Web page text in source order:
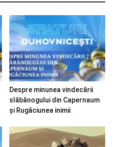
Despre minunea vindecării
slăbănogului din Capernaum
și Rugăciunea inimii